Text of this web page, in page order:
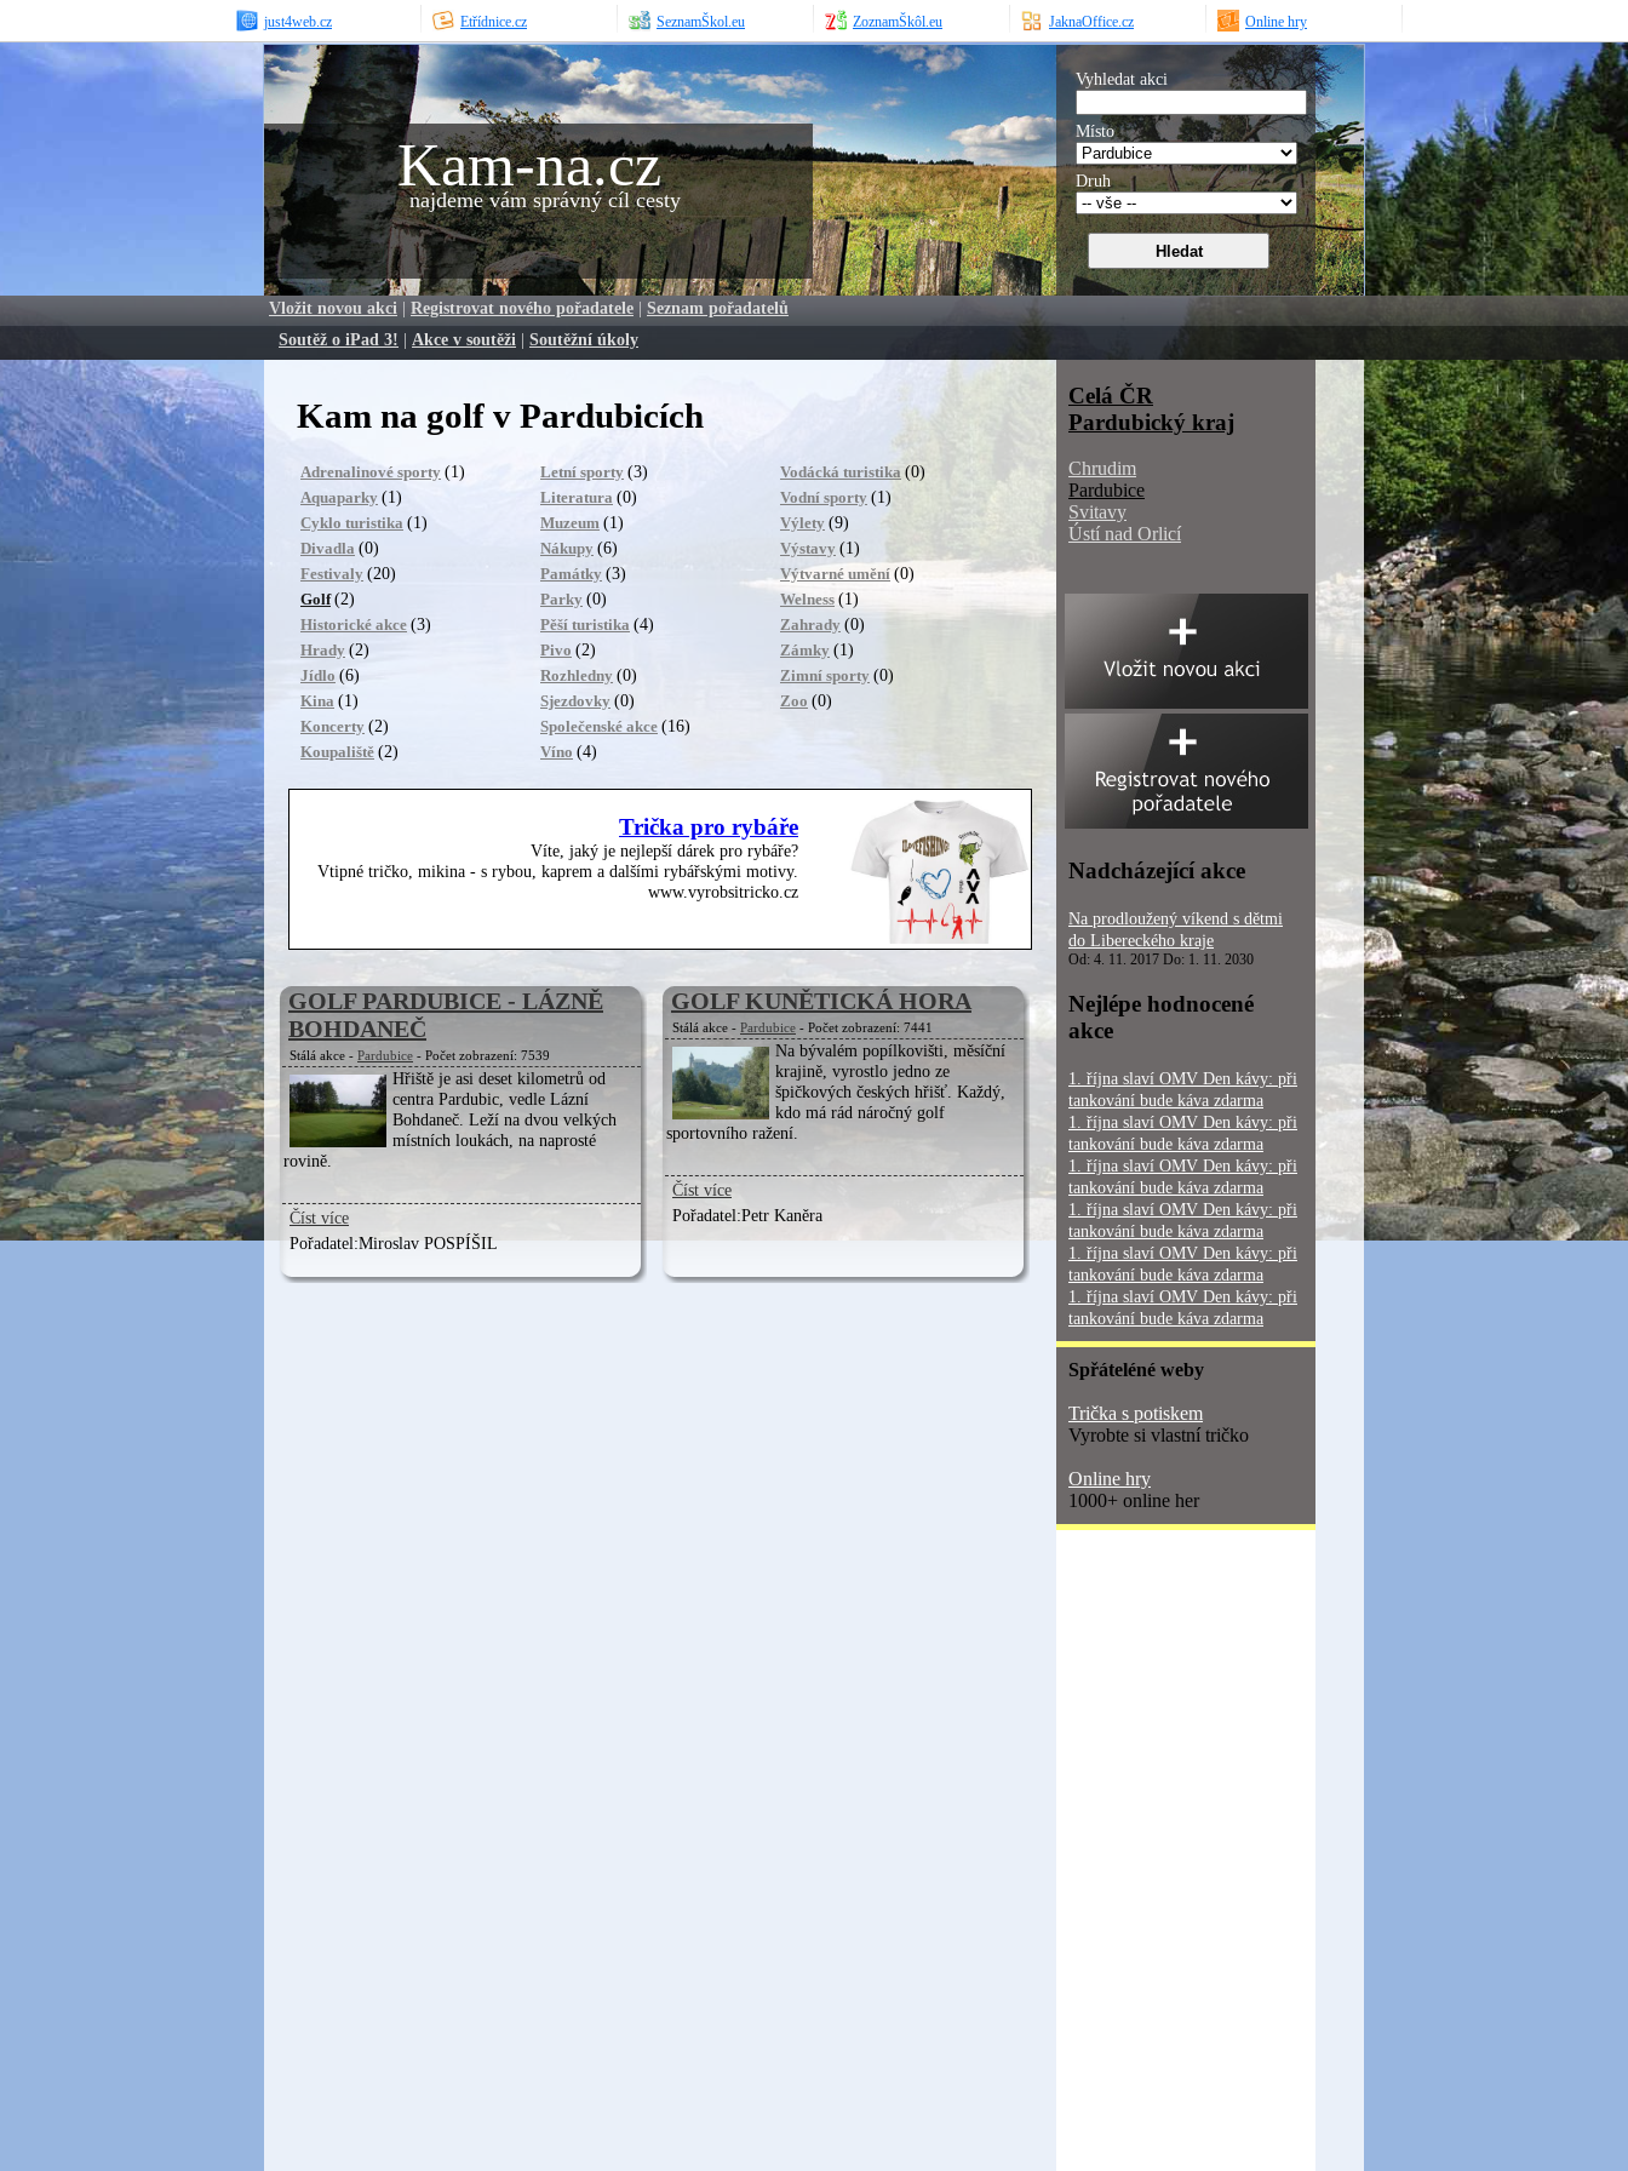
just4web.cz Etřídnice.cz SeznamŠkol.eu ZoznamŠkôl.eu JaknaOffice.cz Online hry
Kam-na.cz
najdeme vám správný cíl cesty
Vyhledat akci
Místo
Druh
Vložit novou akci | Registrovat nového pořadatele | Seznam pořadatelů
Soutěž o iPad 3! | Akce v soutěži | Soutěžní úkoly
Kam na golf v Pardubicích
Adrenalinové sporty (1)
Aquaparky (1)
Cyklo turistika (1)
Divadla (0)
Festivaly (20)
Golf (2)
Historické akce (3)
Hrady (2)
Jídlo (6)
Kina (1)
Koncerty (2)
Koupaliště (2)
Letní sporty (3)
Literatura (0)
Muzeum (1)
Nákupy (6)
Památky (3)
Parky (0)
Pěší turistika (4)
Pivo (2)
Rozhledny (0)
Sjezdovky (0)
Společenské akce (16)
Víno (4)
Vodácká turistika (0)
Vodní sporty (1)
Výlety (9)
Výstavy (1)
Výtvarné umění (0)
Welness (1)
Zahrady (0)
Zámky (1)
Zimní sporty (0)
Zoo (0)
Trička pro rybáře
Víte, jaký je nejlepší dárek pro rybáře?
Vtipné tričko, mikina - s rybou, kaprem a dalšími rybářskými motivy.
www.vyrobsitricko.cz
GOLF PARDUBICE - LÁZNĚ
BOHDANEČ
Stálá akce - Pardubice - Počet zobrazení: 7539
Hřiště je asi deset kilometrů od
centra Pardubic, vedle Lázní
Bohdaneč. Leží na dvou velkých
místních loukách, na naprosté
rovině.
Číst více
Pořadatel:Miroslav POSPÍŠIL
GOLF KUNĚTICKÁ HORA
Stálá akce - Pardubice - Počet zobrazení: 7441
Na bývalém popílkovišti, měsíční
krajině, vyrostlo jedno ze
špičkových českých hřišť. Každý,
kdo má rád náročný golf
sportovního ražení.
Číst více
Pořadatel:Petr Kaněra
Celá ČR
Pardubický kraj
Chrudim
Pardubice
Svitavy
Ústí nad Orlicí
Nadcházející akce
Na prodloužený víkend s dětmi
do Libereckého kraje
Od: 4. 11. 2017 Do: 1. 11. 2030
Nejlépe hodnocené
akce
1. října slaví OMV Den kávy: při
tankování bude káva zdarma
1. října slaví OMV Den kávy: při
tankování bude káva zdarma
1. října slaví OMV Den kávy: při
tankování bude káva zdarma
1. října slaví OMV Den kávy: při
tankování bude káva zdarma
1. října slaví OMV Den kávy: při
tankování bude káva zdarma
1. října slaví OMV Den kávy: při
tankování bude káva zdarma
Spřáteléné weby
Trička s potiskem
Vyrobte si vlastní tričko
Online hry
1000+ online her